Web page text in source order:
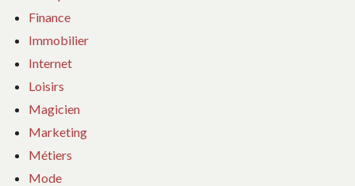
Finance
Immobilier
Internet
Loisirs
Magicien
Marketing
Métiers
Mode